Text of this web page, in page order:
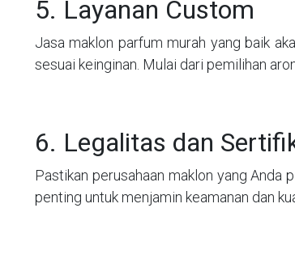
5. Layanan Custom
Jasa maklon parfum murah yang baik
sesuai keinginan. Mulai dari pemilihan
6. Legalitas dan
Pastikan perusahaan maklon yang Anda
penting untuk menjamin keamanan dan